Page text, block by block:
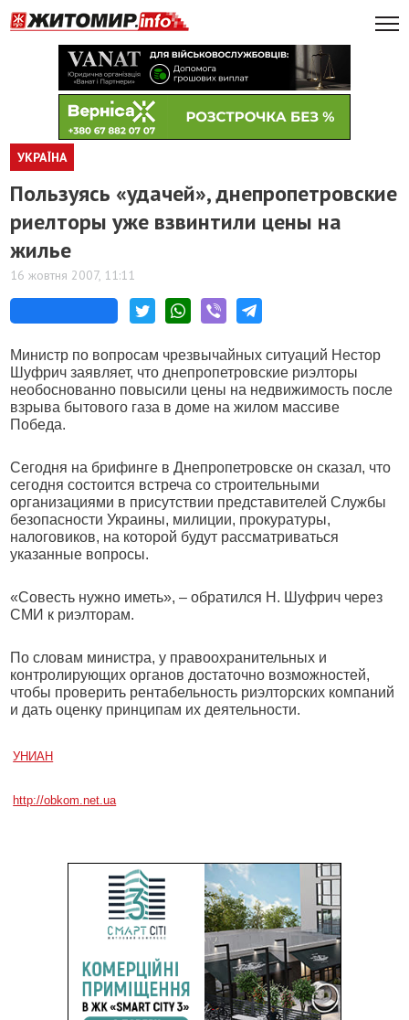
УКРАЇНА
Пользуясь «удачей», днепропетровские
риелторы уже взвинтили цены на
жилье
16 жовтня 2007, 11:11
Министр по вопросам чрезвычайных ситуаций Нестор
Шуфрич заявляет, что днепропетровские риэлторы
необоснованно повысили цены на недвижимость после
взрыва бытового газа в доме на жилом массиве
Победа.
Сегодня на брифинге в Днепропетровске он сказал, что
сегодня состоится встреча со строительными
организациями в присутствии представителей Службы
безопасности Украины, милиции, прокуратуры,
налоговиков, на которой будут рассматриваться
указанные вопросы.
«Совесть нужно иметь», – обратился Н. Шуфрич через
СМИ к риэлторам.
По словам министра, у правоохранительных и
контролирующих органов достаточно возможностей,
чтобы проверить рентабельность риэлторских компаний
и дать оценку принципам их деятельности.
УНИАН
http://obkom.net.ua